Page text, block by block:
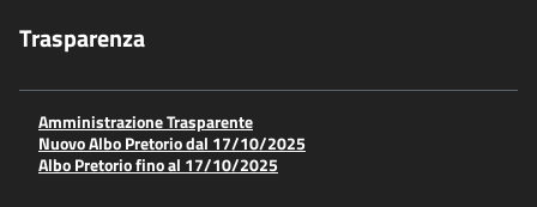
Trasparenza
Amministrazione Trasparente
Nuovo Albo Pretorio dal 17/10/2025
Albo Pretorio fino al 17/10/2025